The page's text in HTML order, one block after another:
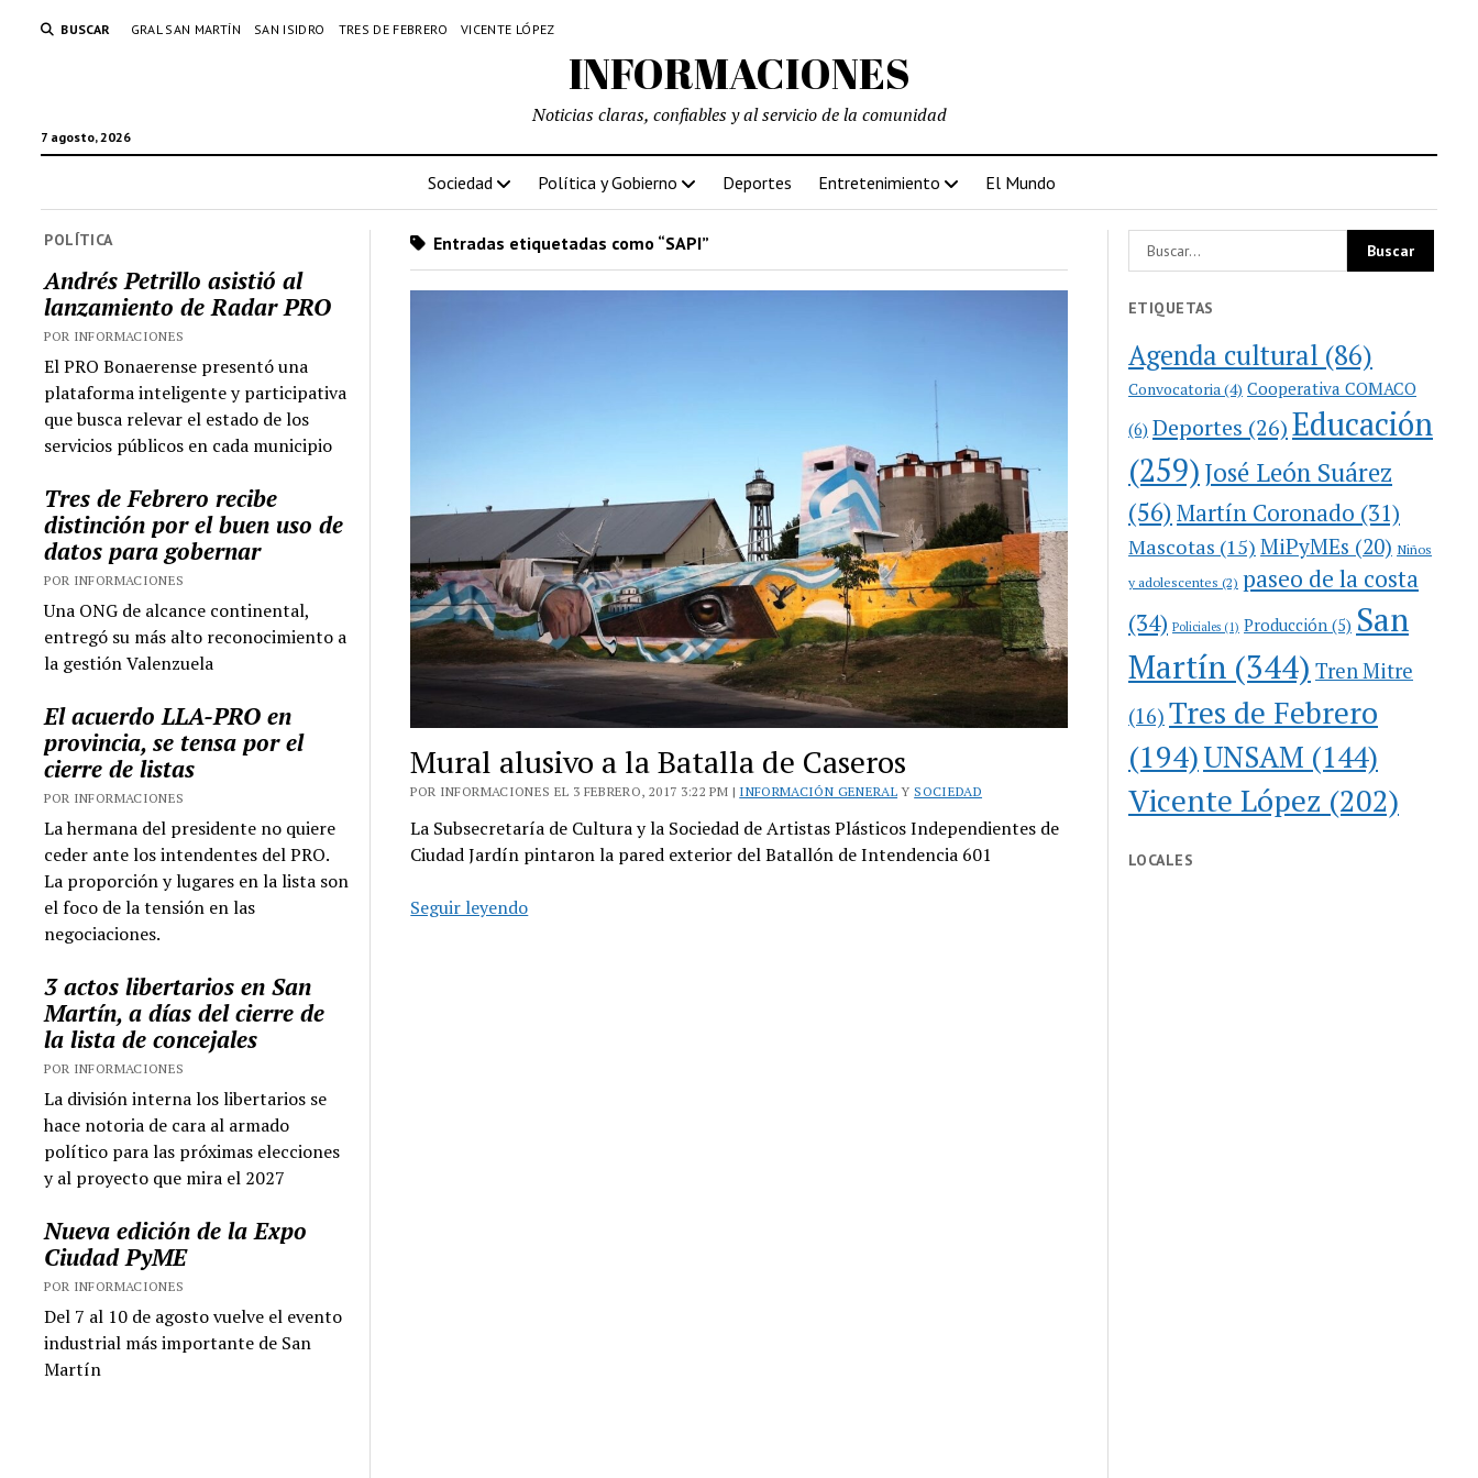
BUSCAR GRAL SAN MARTÍN SAN ISIDRO TRES DE FEBRERO VICENTE LÓPEZ
INFORMACIONES
7 agosto, 2026
Noticias claras, confiables y al servicio de la comunidad
Sociedad Política y Gobierno Deportes Entretenimiento El Mundo
POLÍTICA
Andrés Petrillo asistió al
lanzamiento de Radar PRO
POR INFORMACIONES
El PRO Bonaerense presentó una
plataforma inteligente y participativa
que busca relevar el estado de los
servicios públicos en cada municipio
Tres de Febrero recibe
distinción por el buen uso de
datos para gobernar
POR INFORMACIONES
Una ONG de alcance continental,
entregó su más alto reconocimiento a
la gestión Valenzuela
El acuerdo LLA-PRO en
provincia, se tensa por el
cierre de listas
POR INFORMACIONES
La hermana del presidente no quiere
ceder ante los intendentes del PRO.
La proporción y lugares en la lista son
el foco de la tensión en las
negociaciones.
3 actos libertarios en San
Martín, a días del cierre de
la lista de concejales
POR INFORMACIONES
La división interna los libertarios se
hace notoria de cara al armado
político para las próximas elecciones
y al proyecto que mira el 2027
Nueva edición de la Expo
Ciudad PyME
POR INFORMACIONES
Del 7 al 10 de agosto vuelve el evento
industrial más importante de San
Martín
Entradas etiquetadas como “SAPI”
Mural alusivo a la Batalla de Caseros
POR INFORMACIONES EL 3 FEBRERO, 2017 3:22 PM | INFORMACIÓN GENERAL Y SOCIEDAD
La Subsecretaría de Cultura y la Sociedad de Artistas Plásticos Independientes de
Ciudad Jardín pintaron la pared exterior del Batallón de Intendencia 601
Seguir leyendoMural
ETIQUETAS
Agenda cultural (86)
Convocatoria (4) Cooperativa COMACO
(6) Deportes (26)Educación
(259)José León Suárez
(56)Martín Coronado (31)
Mascotas (15) MiPyMEs (20) Niños
y adolescentes (2) paseo de la costa
(34) Policiales (1) Producción (5) San
Martín (344) Tren Mitre
(16) Tres de Febrero
(194)UNSAM (144)
Vicente López (202)
LOCALES